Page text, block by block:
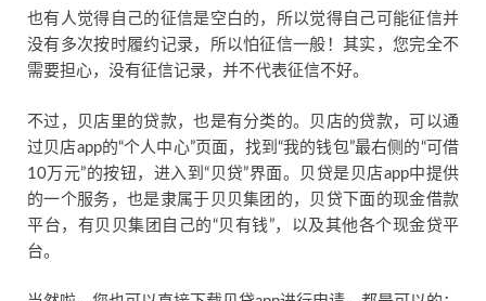
也有人觉得自己的征信是空白的，所以觉得自己可能征信并
没有多次按时履约记录，所以怕征信一般！其实，您完全不
需要担心，没有征信记录，并不代表征信不好。
不过，贝店里的贷款，也是有分类的。贝店的贷款，可以通
过贝店app的“个人中心”页面，找到“我的钱包”最右侧的“可借
10万元”的按钮，进入到“贝贷”界面。贝贷是贝店app中提供
的一个服务，也是隶属于贝贝集团的，贝贷下面的现金借款
平台，有贝贝集团自己的“贝有钱”，以及其他各个现金贷平
台。